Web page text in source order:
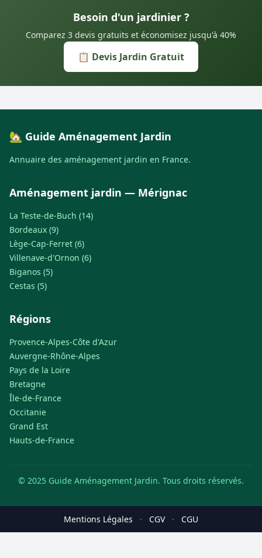
Besoin d'un jardinier ?
Comparez 3 devis gratuits et économisez jusqu'à 40%
📋 Devis Jardin Gratuit
🏡 Guide Aménagement Jardin
Annuaire des aménagement jardin en France.
Aménagement jardin — Mérignac
La Teste-de-Buch (14)
Bordeaux (9)
Lège-Cap-Ferret (6)
Villenave-d'Ornon (6)
Biganos (5)
Cestas (5)
Régions
Provence-Alpes-Côte d'Azur
Auvergne-Rhône-Alpes
Pays de la Loire
Bretagne
Île-de-France
Occitanie
Grand Est
Hauts-de-France
© 2025 Guide Aménagement Jardin. Tous droits réservés.
Mentions Légales · CGV · CGU